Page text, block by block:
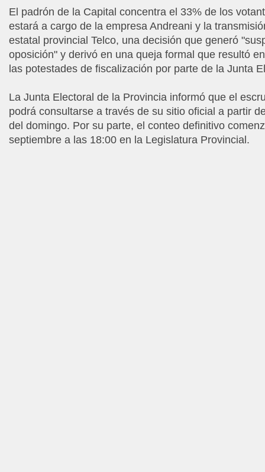
El padrón de la Capital concentra el 33% de los
estará a cargo de la empresa Andreani y la
estatal provincial Telco, una decisión que generó
oposición" y derivó en una queja formal que resultó
las potestades de fiscalización por parte de la Junta
La Junta Electoral de la Provincia informó que el
podrá consultarse a través de su sitio oficial a partir
del domingo. Por su parte, el conteo definitivo
septiembre a las 18:00 en la Legislatura Provincial.